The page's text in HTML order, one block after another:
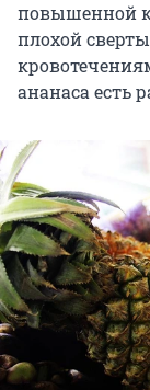
повышенной
плохой
ананаса есть